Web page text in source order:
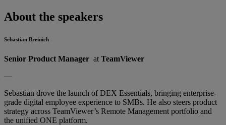
About the speakers
Sebastian Breinich
Senior Product Manager atTeamViewer
—
Sebastian drove the launch of DEX Essentials, bringing enterprise-
grade digital employee experience to SMBs. He also steers product
strategy across TeamViewer’s Remote Management portfolio and
the unified ONE platform.